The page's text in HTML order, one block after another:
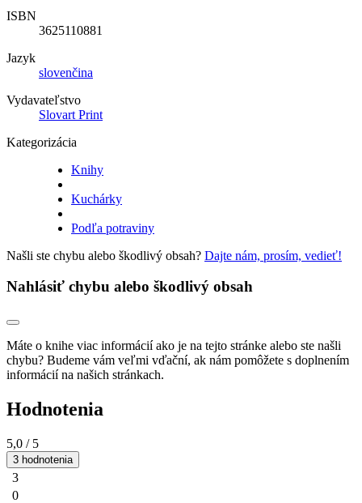
ISBN
3625110881
Jazyk
slovenčina
Vydavateľstvo
Slovart Print
Kategorizácia
Knihy
Kuchárky
Podľa potraviny
Našli ste chybu alebo škodlivý obsah? Dajte nám, prosím, vedieť!
Nahlásiť chybu alebo škodlivý obsah
Máte o knihe viac informácií ako je na tejto stránke alebo ste našli
chybu? Budeme vám veľmi vďační, ak nám pomôžete s doplnením
informácií na našich stránkach.
Hodnotenia
5,0 / 5
3 hodnotenia
3
0